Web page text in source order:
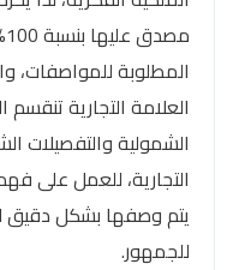
المطلوبة للمواصفات،
العلامة التجارية
الشمولية والتفصيلات
التجارية، للعمل على
يتم وصفها بشكل
للجمهور.